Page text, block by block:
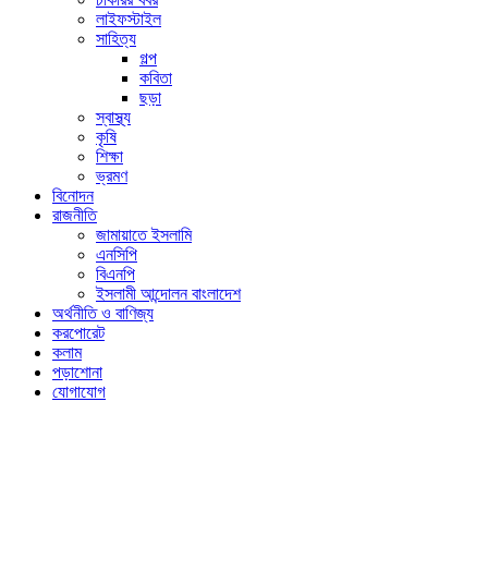
লাইফস্টাইল
সাহিত্য
গল্প
কবিতা
ছড়া
স্বাস্থ্য
কৃষি
শিক্ষা
ভ্রমণ
বিনোদন
রাজনীতি
জামায়াতে ইসলামি
এনসিপি
বিএনপি
ইসলামী আন্দোলন বাংলাদেশ
অর্থনীতি ও বাণিজ্য
করপোরেট
কলাম
পড়াশোনা
যোগাযোগ